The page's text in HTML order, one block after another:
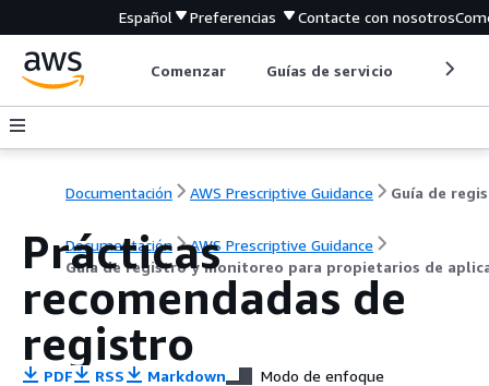
Español Preferencias Contacte con nosotros
Comenzar Guías de servicio
Documentación AWS Prescriptive Guidance
Documentación
AWS Prescriptive Guidance
Guía de registro y monitoreo para propietarios de
Prácticas
recomendadas de
registro
PDF RSS Markdown Modo de enfoque